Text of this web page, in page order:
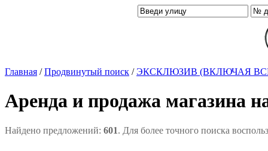
Главная /Продвинутый поиск /ЭКСКЛЮЗИВ (ВКЛЮЧАЯ
Аренда и продажа магазина
Найдено предложений: 601. Для более точного поиска